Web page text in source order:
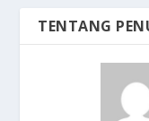
TENTANG